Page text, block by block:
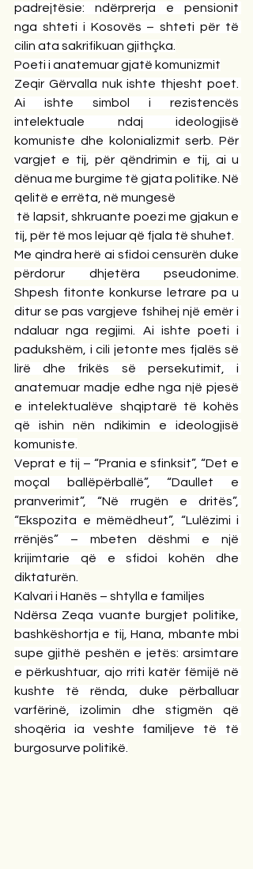
padrejtësie: ndërprerja e pensionit
nga shteti i Kosovës – shteti për të
cilin ata sakrifikuan gjithçka.
Poeti i anatemuar gjatë komunizmit
Zeqir Gërvalla nuk ishte thjesht poet.
Ai ishte simbol i rezistencës
intelektuale ndaj ideologjisë
komuniste dhe kolonializmit serb. Për
vargjet e tij, për qëndrimin e tij, ai u
dënua me burgime të gjata politike. Në
qelitë e errëta, në mungesë
të lapsit, shkruante poezi me gjakun e
tij, për të mos lejuar që fjala të shuhet.
Me qindra herë ai sfidoi censurën duke
përdorur dhjetëra pseudonime.
Shpesh fitonte konkurse letrare pa u
ditur se pas vargjeve fshihej një emër i
ndaluar nga regjimi. Ai ishte poeti i
padukshëm, i cili jetonte mes fjalës së
lirë dhe frikës së persekutimit, i
anatemuar madje edhe nga një pjesë
e intelektualëve shqiptarë të kohës
që ishin nën ndikimin e ideologjisë
komuniste.
Veprat e tij – “Prania e sfinksit”, “Det e
moçal ballëpërballë”, “Daullet e
pranverimit”, “Në rrugën e dritës”,
“Ekspozita e mëmëdheut”, “Lulëzimi i
rrënjës” – mbeten dëshmi e një
krijimtarie që e sfidoi kohën dhe
diktaturën.
Kalvari i Hanës – shtylla e familjes
Ndërsa Zeqa vuante burgjet politike,
bashkëshortja e tij, Hana, mbante mbi
supe gjithë peshën e jetës: arsimtare
e përkushtuar, ajo rriti katër fëmijë në
kushte të rënda, duke përballuar
varfërinë, izolimin dhe stigmën që
shoqëria ia veshte familjeve të të
burgosurve politikë.